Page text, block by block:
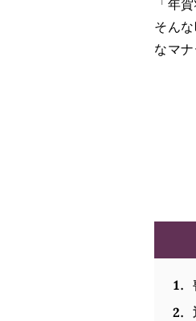
「年
そん
なマ